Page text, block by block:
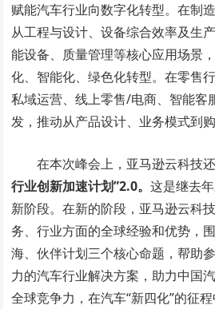
赋能汽车行业向数字化转型。在制
从工程与设计、设备综合效率及生
能设备、质量管理等核心应用场景
化、智能化、绿色化转型。在零售
私域运营、线上零售/电商、智能客
发，推动从产品设计、业务模式到
在本次峰会上，亚马逊云科技
行业创新加速计划”2.0。这是继去
新阶段。在新的阶段，亚马逊云科
务、行业方面的全球经验和优势，
海、伙伴计划三个核心命题，帮助
力的汽车行业解决方案，助力中国
全球竞争力，在汽车“新四化”的征